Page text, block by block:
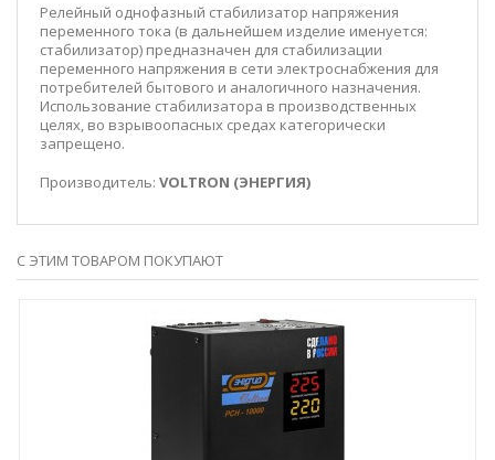
Релейный однофазный стабилизатор напряжения
переменного тока (в дальнейшем изделие именуется:
стабилизатор) предназначен для стабилизации
переменного напряжения в сети электроснабжения для
потребителей бытового и аналогичного назначения.
Использование стабилизатора в производственных
целях, во взрывоопасных средах категорически
запрещено.
Производитель: VOLTRON (ЭНЕРГИЯ)
С ЭТИМ ТОВАРОМ ПОКУПАЮТ